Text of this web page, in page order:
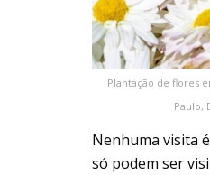
Plantação de flores
Paulo,
Nenhuma visita
só podem ser